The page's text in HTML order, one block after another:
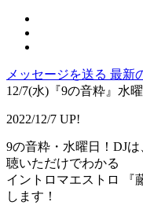
メッセージを送る 最新
12/7(水)『9の音粋』水
2022/12/7 UP!
9の音粋・水曜日！DJ
聴いただけでわかる
イントロマエストロ 『
します！